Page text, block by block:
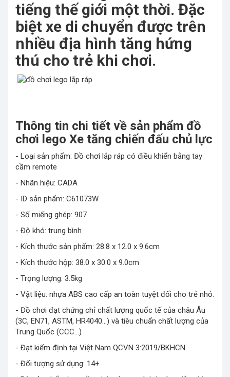
tiếng thế giới một thời. Đặc
biệt xe di chuyển được trên
nhiều địa hình tăng hứng
thú cho trẻ khi chơi.
Thông tin chi tiết về sản phẩm đồ
chơi lego Xe tăng chiến đấu chủ lực
- Loại sản phẩm: Đồ chơi lắp ráp có điều khiển bằng tay
cầm remote
- Nhãn hiệu: CADA
- ID sản phẩm: C61073W
- Số miếng ghép: 907
- Độ khó: trung bình
- Kích thước sản phẩm: 28.8 x 12.0 x 9.6cm
- Kích thước hộp: 38.0 x 30.0 x 9.0cm
- Trọng lượng: 3.5kg
- Vật liệu: nhựa ABS cao cấp an toàn tuyệt đối cho trẻ nhỏ.
- Đồ chơi đạt chứng chỉ chất lượng quốc tế của châu Âu
(3C, EN71, ASTM, HR4040…) và tiêu chuẩn chất lượng của
Trung Quốc (CCC…)
- Đạt kiểm định tại Việt Nam QCVN 3:2019/BKHCN.
- Đối tượng sử dụng: 14+